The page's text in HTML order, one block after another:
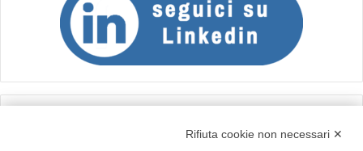
Rifiuta cookie non necessari ✕